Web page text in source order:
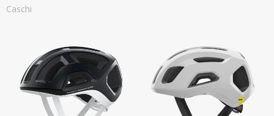
Caschi